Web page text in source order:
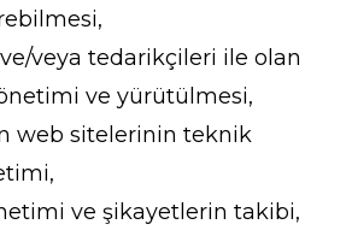
ve/veya tedarikçileri ile olan
ve yürütülmesi,
web sitelerinin teknik
ve şikayetlerin takibi,